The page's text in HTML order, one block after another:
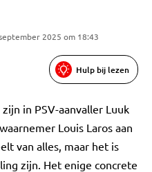
2025 om 18:43
Hulp bij lezen
in PSV-aanvaller Luuk
Louis Laros aan
van alles, maar het is
zijn. Het enige concrete